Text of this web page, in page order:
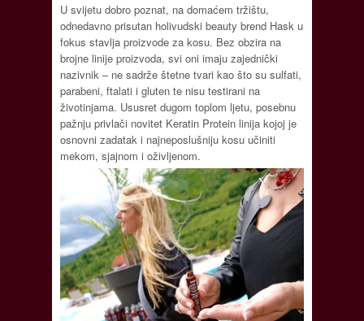
U svijetu dobro poznat, na domaćem tržištu,
odnedavno prisutan holivudski beauty brend Hask u
fokus stavlja proizvode za kosu. Bez obzira na
brojne linije proizvoda, svi oni imaju zajednički
nazivnik – ne sadrže štetne tvari kao što su sulfati,
parabeni, ftalati i gluten te nisu testirani na
životinjama. Ususret dugom toplom ljetu, posebnu
pažnju privlači novitet Keratin Protein linija kojoj je
osnovni zadatak i najneposlušniju kosu učiniti
mekom, sjajnom i oživljenom.